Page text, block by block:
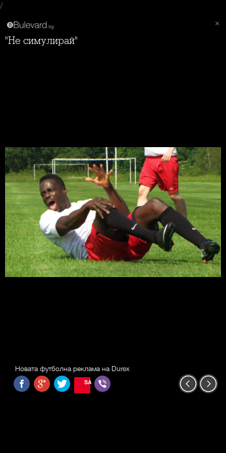
/
"Не симулирай"
Новата футболна реклама на Durex
SAVE